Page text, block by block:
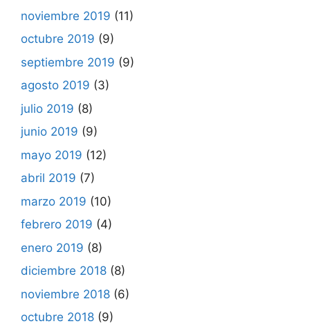
noviembre 2019 (11)
octubre 2019 (9)
septiembre 2019 (9)
agosto 2019 (3)
julio 2019 (8)
junio 2019 (9)
mayo 2019 (12)
abril 2019 (7)
marzo 2019 (10)
febrero 2019 (4)
enero 2019 (8)
diciembre 2018 (8)
noviembre 2018 (6)
octubre 2018 (9)